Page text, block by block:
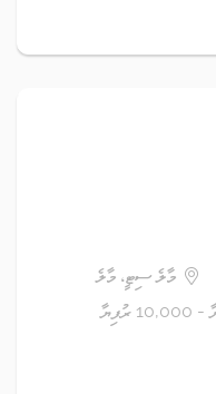
މާލެ ސިޓީ، މާލެ